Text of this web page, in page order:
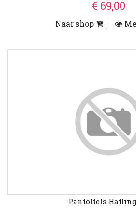
€ 69,00
Naar shop
Pantoffels